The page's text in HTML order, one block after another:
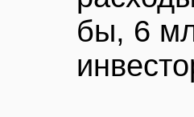
бы, 6